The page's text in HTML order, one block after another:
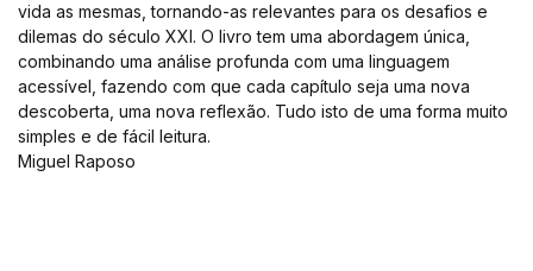
vida as mesmas, tornando-as relevantes para os desafios e
dilemas do século XXI. O livro tem uma abordagem única,
combinando uma análise profunda com uma linguagem
acessível, fazendo com que cada capítulo seja uma nova
descoberta, uma nova reflexão. Tudo isto de uma forma muito
simples e de fácil leitura.
Miguel Raposo